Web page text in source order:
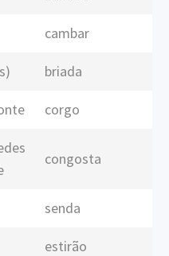
cambar
briada
corgo
congosta
senda
estirão